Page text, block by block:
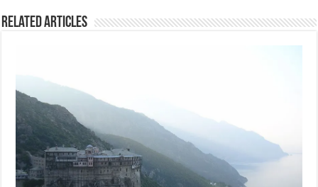
Related Articles